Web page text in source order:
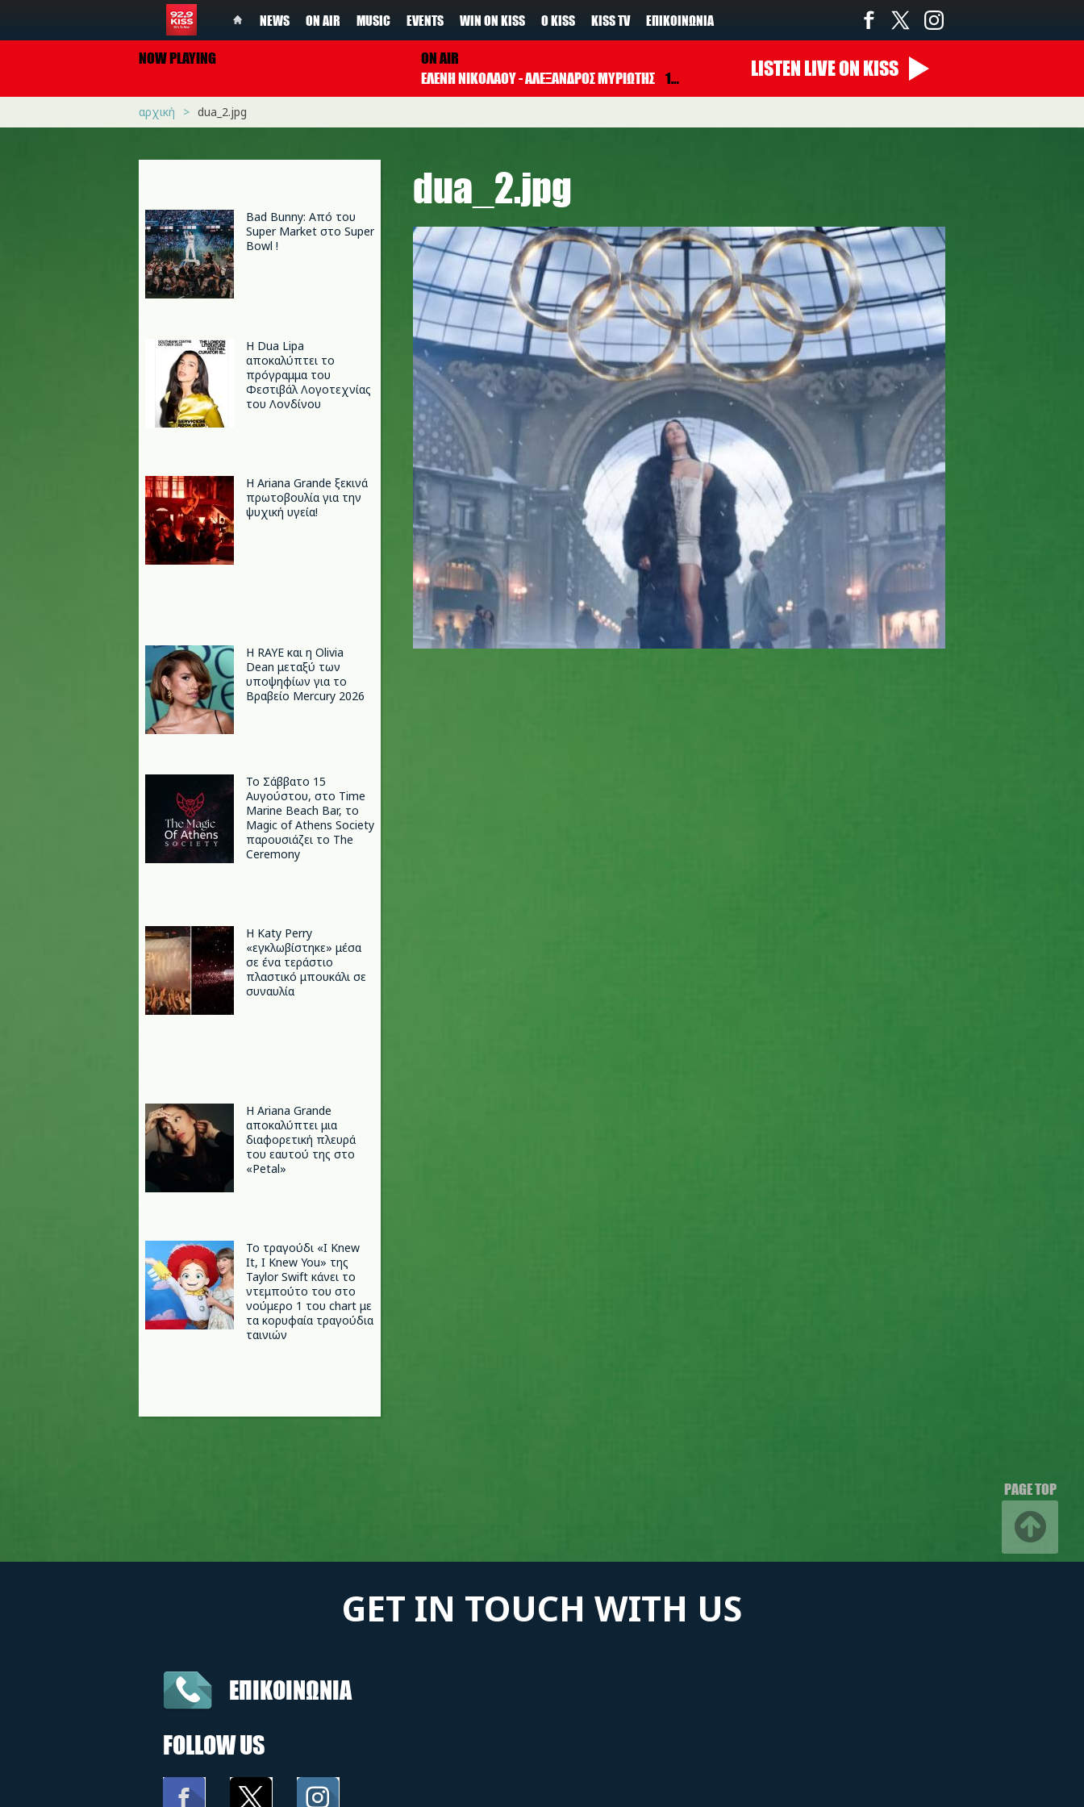
NEWS ON AIR MUSIC EVENTS WIN ON KISS Ο KISS KISS TV ΕΠΙΚΟΙΝΩΝΊΑ
NOW PLAYING
ON AIR
ΕΛΕΝΗ ΝΙΚΟΛΑΟΥ - ΑΛΕΞΑΝΔΡΟΣ ΜΥΡΙΩΤΗΣ 17:00 - 19:00 LISTEN LIVEON KISS
αρχική dua_2.jpg
Bad Bunny: Από του
Super Market στο Super
Bowl !
Η Dua Lipa
αποκαλύπτει το
πρόγραμμα του
Φεστιβάλ Λογοτεχνίας
του Λονδίνου
Η Ariana Grande ξεκινά
πρωτοβουλία για την
ψυχική υγεία!
Η RAYE και η Olivia
Dean μεταξύ των
υποψηφίων για το
Βραβείο Mercury 2026
Το Σάββατο 15
Αυγούστου, στο Time
Marine Beach Bar, το
Magic of Athens Society
παρουσιάζει το The
Ceremony
H Katy Perry
«εγκλωβίστηκε» μέσα
σε ένα τεράστιο
πλαστικό μπουκάλι σε
συναυλία
Η Ariana Grande
αποκαλύπτει μια
διαφορετική πλευρά
του εαυτού της στο
«Petal»
Το τραγούδι «I Knew
It, I Knew You» της
Taylor Swift κάνει το
ντεμπούτο του στο
νούμερο 1 του chart με
τα κορυφαία τραγούδια
ταινιών
dua_2.jpg
PAGE TOP
GET IN TOUCH WITH US
ΕΠΙΚΟΙΝΩΝΙΑ
FOLLOW US